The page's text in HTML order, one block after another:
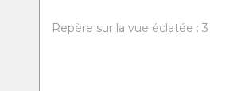
Repère sur la vue éclatée : 3